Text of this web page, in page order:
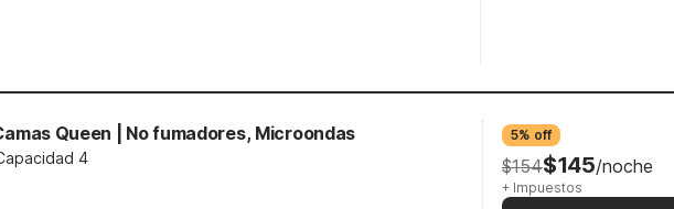
Queen | No fumadores, Microondas
4
5% off
$154$145/noche
+ Impuestos